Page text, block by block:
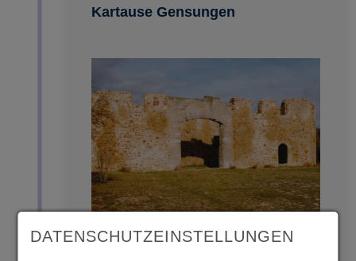
Kartause Gensungen
DATENSCHUTZEINSTELLUNGEN